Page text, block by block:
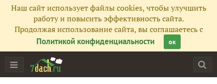
Наш сайт использует файлы cookies, чтобы улучшить
работу и повысить эффективность сайта.
Продолжая использование сайта, вы соглашаетесь с
Политикой конфиденциальности
ок